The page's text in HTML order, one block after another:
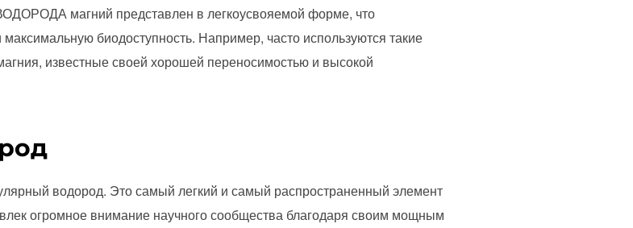
магний представлен в легкоусвояемой форме, что
биодоступность. Например, часто используются такие
известные своей хорошей переносимостью и высокой
водород. Это самый легкий и самый распространенный элемент
огромное внимание научного сообщества благодаря своим мощным